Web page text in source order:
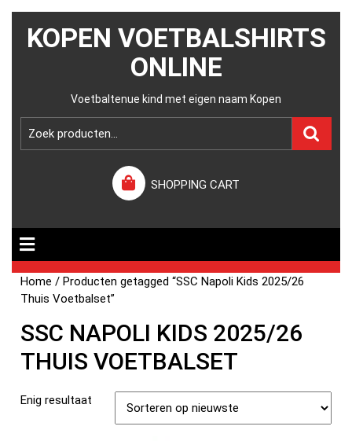
KOPEN VOETBALSHIRTS
ONLINE
Voetbaltenue kind met eigen naam Kopen
SHOPPING CART
Home / Producten getagged “SSC Napoli Kids 2025/26
Thuis Voetbalset”
SSC NAPOLI KIDS 2025/26
THUIS VOETBALSET
Enig resultaat